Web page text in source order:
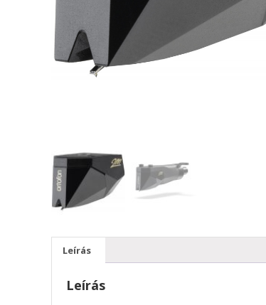
Leírás
Leírás